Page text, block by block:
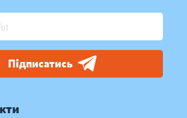
Підписатись